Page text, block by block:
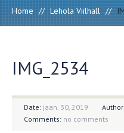
Home // Lehola Viilhall //
IMG_2534
Date: jaan. 30, 2019
Comments: no comments